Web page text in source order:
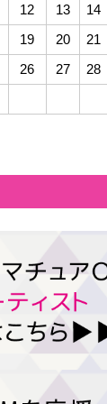
12 13 14
19 20 21
26 27 28